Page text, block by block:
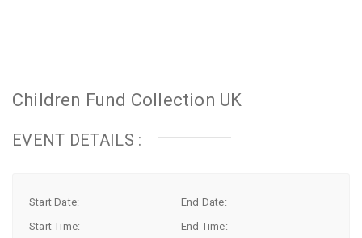
Children Fund Collection UK
EVENT DETAILS :
Start Date:
End Date:
Start Time:
End Time: